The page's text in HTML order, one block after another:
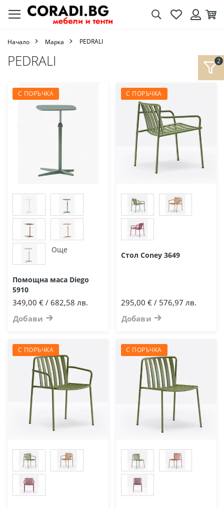
ТърсенеЛюбими
Начало Марка PEDRALI
PEDRALI
С ПОРЪЧКА
Още
Помощна маса Diego
5910
349,00 € / 682,58 лв.
Добави
С ПОРЪЧКА
Стол Coney 3649
295,00 € / 576,97 лв.
Добави
С ПОРЪЧКА С ПОРЪЧКА